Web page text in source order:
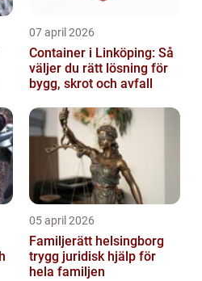
07 april 2026
Container i Linköping: Så
väljer du rätt lösning för
bygg, skrot och avfall
05 april 2026
Familjerätt helsingborg
trygg juridisk hjälp för
hela familjen